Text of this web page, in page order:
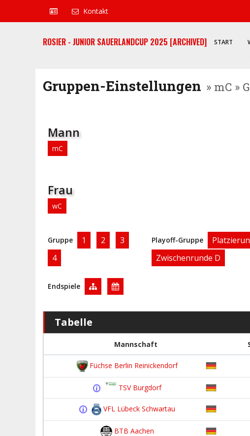
Kontakt
ROSIER - JUNIOR SAUERLANDCUP 2025 [ARCHIVED] START
Gruppen-Einstellungen » mC »
Mann
mC
Frau
wC
Gruppe 1 2
3
4
Playoff-Gruppe
Zwischenrunde D
Endspiele
Tabelle
Mannschaft
Füchse Berlin Reinickendorf
TSV Burgdorf
VFL Lübeck Schwartau
BTB Aachen